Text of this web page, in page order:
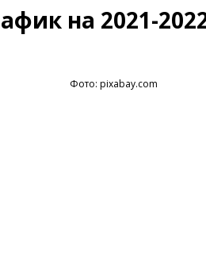
на 2021-
Фото: pixabay.com